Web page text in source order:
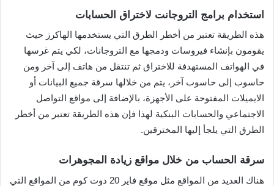
استخدام برامج التروجانت لاختراق الحسابات
هذه الطريقة تعتبر من أخطر الطرق التي يستخدمها الهاكرز حيث
يقومون بإنشاء فيروسات ودمجها مع التروجانات، لكي يتم غرسها
في الهواتف المستهدفة للاختراق ثم تنتقل من هاتف إلى آخر ومن
حاسوب إلى حاسوب آخر، يتم من خلالها سرقة جميع البيانات أو
الايميلات المفتوحة على الأجهزة، بالإضافة إلى مواقع التواصل
الاجتماعي والحسابات البنكية لهذا فإن هذه الطريقة تعتبر من أخطر
الطرق التي يلجأ إليها المخترقين.
سرقة الحساب من خلال مواقع زيادة المجوهرات
هناك العديد من المواقع مثل موقع فاير 20 دوت كوم من المواقع التي